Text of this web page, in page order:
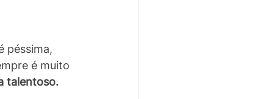
péssima,
é muito
talentoso.